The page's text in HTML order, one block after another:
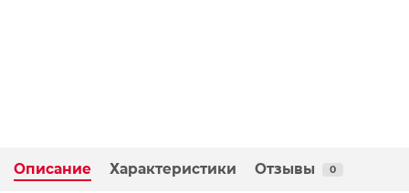
Описание Характеристики Отзывы 0